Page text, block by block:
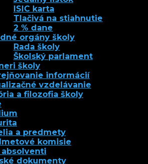
ISIC karta
Tlačivá na stiahnutie
2 % dane
orgány školy
Rada školy
Školský parlament
školy
informácií
vzdelávanie
a filozofia školy
a predmety
komisie
absolventi
dokumenty